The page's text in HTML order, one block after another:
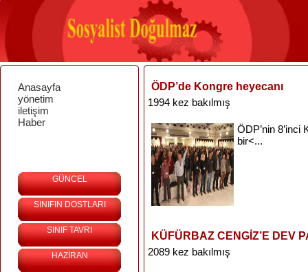
Anasayfa
yönetim
iletişim
Haber
GÜNCEL
SINIFIN DOSTLARI
SINIF TAVRI
HAZİRAN
ÖDP’de Kongre heyecanı
1994 kez bakılmış
ÖDP’nin 8’inci
bir<...
KÜFÜRBAZ CENGİZ’E DEV
2089 kez bakılmış